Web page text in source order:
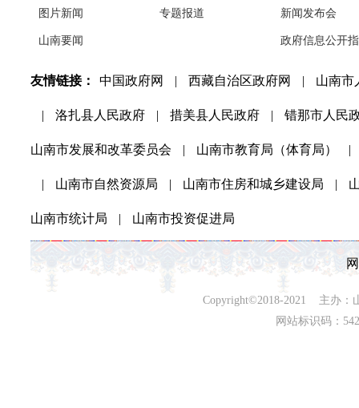
图片新闻
山南要闻
专题报道 新闻发布会
政府信息公开
友情链接： 中国政府网 | 西藏自治区政府网 | 山南市
| 洛扎县人民政府 | 措美县人民政府 | 错那市人民
山南市发展和改革委员会 | 山南市教育局（体育局） |
| 山南市自然资源局 | 山南市住房和城乡建设局 |
山南市统计局 | 山南市投资促进局
Copyright©2018-2021 主办：
网站标识码：